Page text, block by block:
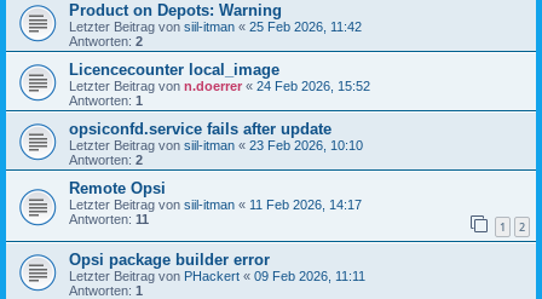
Product on Depots: Warning
Letzter Beitrag von siil-itman « 25 Feb 2026, 11:42
Antworten: 2
Licencecounter local_image
Letzter Beitrag von n.doerrer « 24 Feb 2026, 15:52
Antworten: 1
opsiconfd.service fails after update
Letzter Beitrag von siil-itman « 23 Feb 2026, 10:10
Antworten: 2
Remote Opsi
Letzter Beitrag von siil-itman « 11 Feb 2026, 14:17
Antworten: 11 1 2
Opsi package builder error
Letzter Beitrag von PHackert « 09 Feb 2026, 11:11
Antworten: 1